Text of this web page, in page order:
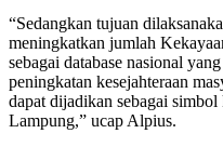
“Sedangkan tujuan
meningkatkan jumlah
sebagai database nasional
peningkatan kesejahteraan
dapat dijadikan sebagai
Lampung,” ucap Alpius.